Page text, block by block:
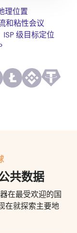
理位置
和粘性会议
ISP 级目标定位
共数据
在最受欢迎的国
在就探索主要地